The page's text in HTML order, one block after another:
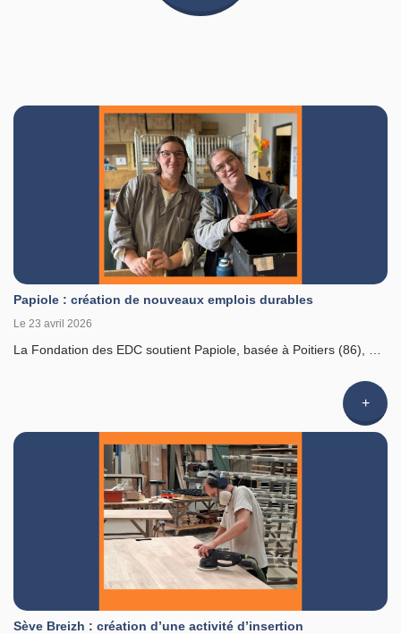
Papiole : création de nouveaux emplois durables
Le 23 avril 2026
La Fondation des EDC soutient Papiole, basée à Poitiers (86), …
l'article
Sève Breizh : création d’une activité d’insertion